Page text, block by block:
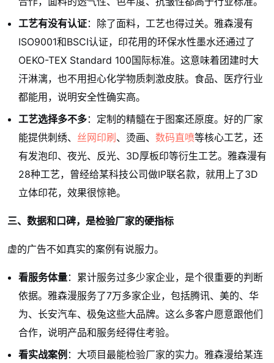
工艺有没有认证：除了面料，工艺也得过关。雅森漫有
ISO9001和BSCI认证，印花用的环保水性墨水还通过了
OEKO-TEX Standard 100国际标准。这意味着团建时大
汗淋漓，也不用担心化学物质刺激皮肤。食品、医疗行业
都能用，说明安全性确实高。
工艺选择多不多：定制的精髓在于图案还原度。好的厂家
能提供刺绣、 丝网印刷 、烫画、 数码直喷等核心工艺，还
有发泡印、夜光、反光、3D厚板印等衍生工艺。雅森漫有
28种工艺，曾经给某科技公司做IP联名款，就用上了3D
立体印花，效果很惊艳。
三、数据和口碑，是检验厂家的硬指标
虚的广告不如真实的案例有说服力。
看服务体量：累计服务过多少家企业，是个很重要的判断
依据。雅森漫服务了7万多家企业，包括腾讯、美的、华
为、长安汽车、极兔这些大品牌。这么多客户愿意跟他们
合作，说明产品和服务经得住考验。
看实战案例 ：大项目最能检验厂家的实力。雅森漫给某连